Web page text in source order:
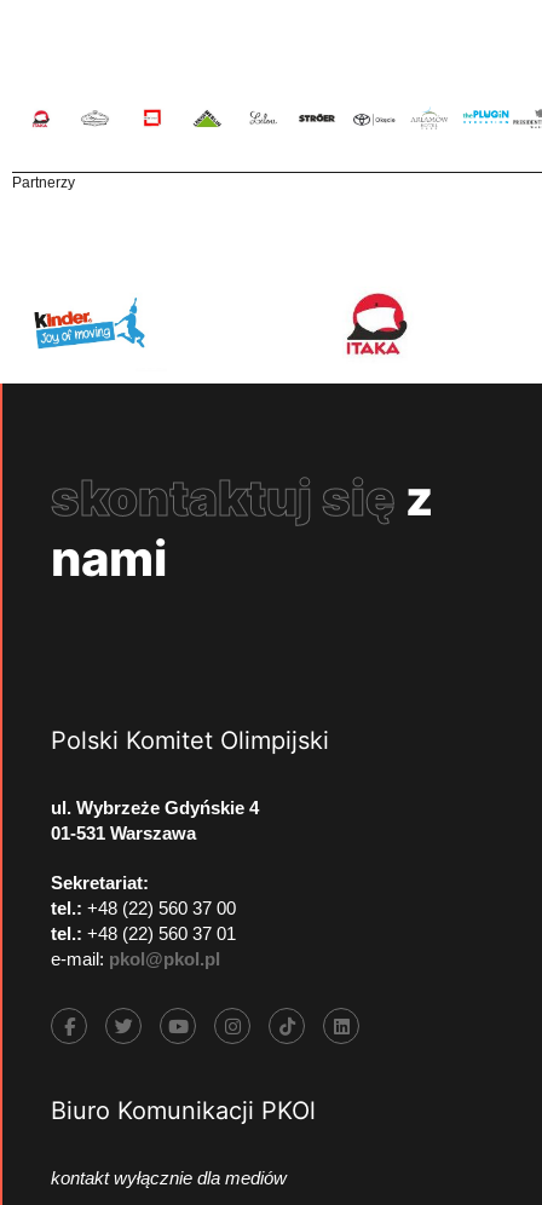
Partnerzy
skontaktuj się z
nami
Polski Komitet Olimpijski
ul. Wybrzeże Gdyńskie 4
01-531 Warszawa
Sekretariat:
tel.: +48 (22) 560 37 00
tel.: +48 (22) 560 37 01
e-mail: pkol@pkol.pl
Biuro Komunikacji PKOl
kontakt wyłącznie dla mediów